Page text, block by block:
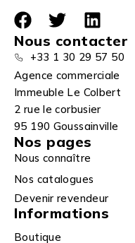
Nous contacter
+33 1 30 29 57 50
Agence commerciale
Immeuble Le Colbert
2 rue le corbusier
95 190 Goussainville
Nos pages
Nous connaître
Nos catalogues
Devenir revendeur
Informations
Boutique